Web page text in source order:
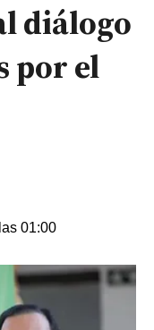
diálogo
por el
01:00